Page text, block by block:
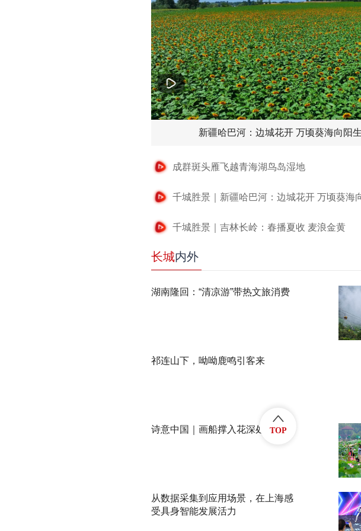
新疆哈巴河：边城花开 万顷葵海向阳
成群斑头雁飞越青海湖鸟岛湿地
千城胜景｜新疆哈巴河：边城花开 万顷葵海
千城胜景｜吉林长岭：春播夏收 麦浪金黄
长城内外
湖南隆回：“清凉游”带热文旅消费
祁连山下，呦呦鹿鸣引客来
诗意中国｜画船撑入花深处
从数据采集到应用场景，在上海感
受具身智能发展活力
TOP